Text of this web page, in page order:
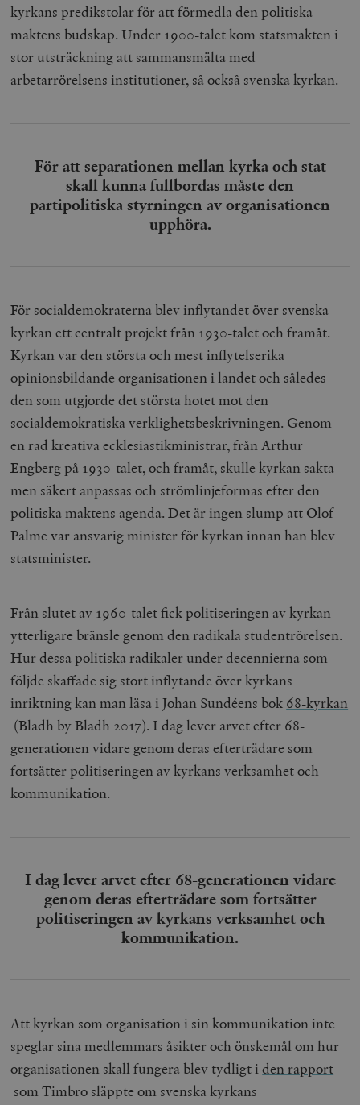
kyrkans predikstolar för att förmedla den politiska
maktens budskap. Under 1900-talet kom statsmakten i
stor utsträckning att sammansmälta med
arbetarrörelsens institutioner, så också svenska kyrkan.
För att separationen mellan kyrka och stat
skall kunna fullbordas måste den
partipolitiska styrningen av organisationen
upphöra.
För socialdemokraterna blev inflytandet över svenska
kyrkan ett centralt projekt från 1930-talet och framåt.
Kyrkan var den största och mest inflytelserika
opinionsbildande organisationen i landet och således
den som utgjorde det största hotet mot den
socialdemokratiska verklighetsbeskrivningen. Genom
en rad kreativa ecklesiastikministrar, från Arthur
Engberg på 1930-talet, och framåt, skulle kyrkan sakta
men säkert anpassas och strömlinjeformas efter den
politiska maktens agenda. Det är ingen slump att Olof
Palme var ansvarig minister för kyrkan innan han blev
statsminister.
Från slutet av 1960-talet fick politiseringen av kyrkan
ytterligare bränsle genom den radikala studentrörelsen.
Hur dessa politiska radikaler under decennierna som
följde skaffade sig stort inflytande över kyrkans
inriktning kan man läsa i Johan Sundéens bok 68-kyrkan
(Bladh by Bladh 2017). I dag lever arvet efter 68-
generationen vidare genom deras efterträdare som
fortsätter politiseringen av kyrkans verksamhet och
kommunikation.
I dag lever arvet efter 68-generationen vidare
genom deras efterträdare som fortsätter
politiseringen av kyrkans verksamhet och
kommunikation.
Att kyrkan som organisation i sin kommunikation inte
speglar sina medlemmars åsikter och önskemål om hur
organisationen skall fungera blev tydligt iden rapport
som Timbro släppte om svenska kyrkans